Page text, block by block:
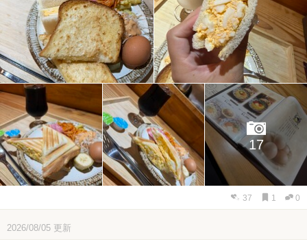
17
37 1 0
2026/08/05 更新